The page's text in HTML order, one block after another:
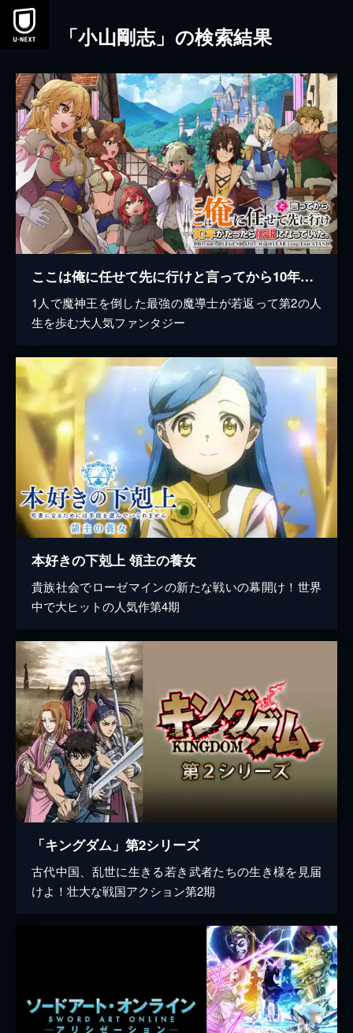
本文へスキップ
「小山剛志」の検索結果
ここは俺に任せて先に行けと言ってから10年がたったら伝説になっていた。
1人で魔神王を倒した最強の魔導士が若返って第2の人
生を歩む大人気ファンタジー
本好きの下剋上 領主の養女
貴族社会でローゼマインの新たな戦いの幕開け！世界
中で大ヒットの人気作第4期
「キングダム」第2シリーズ
古代中国、乱世に生きる若き武者たちの生き様を見届
けよ！壮大な戦国アクション第2期